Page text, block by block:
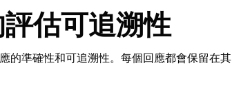
估可追溯性
的準確性和可追溯性。每個回應都會保留在其